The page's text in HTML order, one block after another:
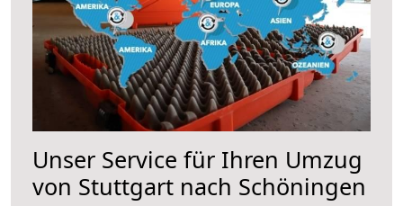
Unser Service für Ihren Umzug
von Stuttgart nach Schöningen